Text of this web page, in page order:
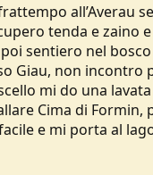
all’Averau
tenda e zaino
sentiero nel
Giau, non incontro
mi do una
Cima di Formin,
e mi porta al